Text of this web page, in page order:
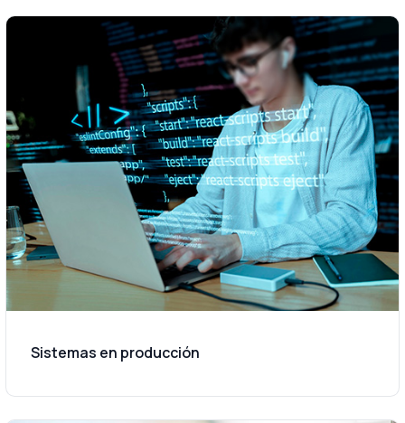
Sistemas en producción